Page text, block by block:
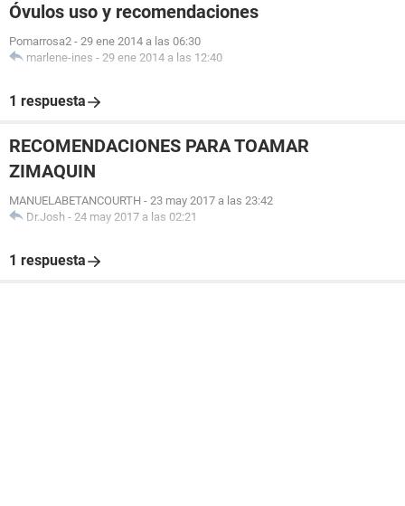
Óvulos uso y recomendaciones
Pomarrosa2 - 29 ene 2014 a las 06:30
marlene-ines - 29 ene 2014 a las 12:40
1 respuesta
RECOMENDACIONES PARA TOAMAR
ZIMAQUIN
MANUELABETANCOURTH - 23 may 2017 a las 23:42
Dr.Josh - 24 may 2017 a las 02:21
1 respuesta